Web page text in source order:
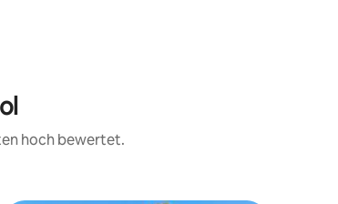
hoch bewertet.